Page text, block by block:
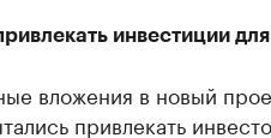
инвестиции
вложения в новый
привлекать